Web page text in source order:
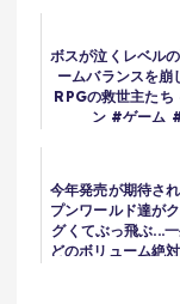
ボスが泣くレベル
ームバランスを崩
RPGの救世主たち
ン #ゲーム
今年発売が期待さ
プンワールド達が
グくてぶっ飛ぶ...
どのボリューム絶